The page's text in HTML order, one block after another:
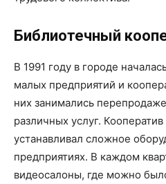
Библиотечный
В 1991 году в городе
малых предприятий и
них занимались
различных услуг.
устанавливал сложное
предприятиях. В каждом
видеосалоны, где можно